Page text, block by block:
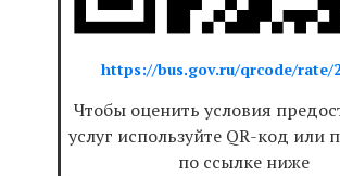
https://bus.gov.ru/qrcode/rate/
Чтобы оценить условия
услуг используйте QR-код или
по ссылке ниже